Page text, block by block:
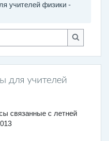
учителей физики -
Искать
для учителей
связанные с летней